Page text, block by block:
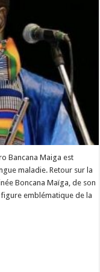
Bancana Maiga est
maladie. Retour sur la
Boncana Maïga, de son
emblématique de la